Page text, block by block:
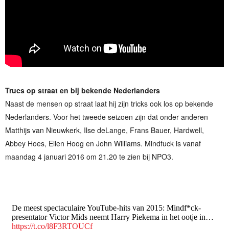
Trucs op straat en bij bekende Nederlanders
Naast de mensen op straat laat hij zijn tricks ook los op bekende
Nederlanders. Voor het tweede seizoen zijn dat onder anderen
Matthijs van Nieuwkerk, Ilse deLange, Frans Bauer, Hardwell,
Abbey Hoes, Ellen Hoog en John Williams. Mindfuck is vanaf
maandag 4 januari 2016 om 21.20 te zien bij NPO3.
De meest spectaculaire YouTube-hits van 2015: Mindf*ck-
presentator Victor Mids neemt Harry Piekema in het ootje in…
https://t.co/l8F3RTOUCf